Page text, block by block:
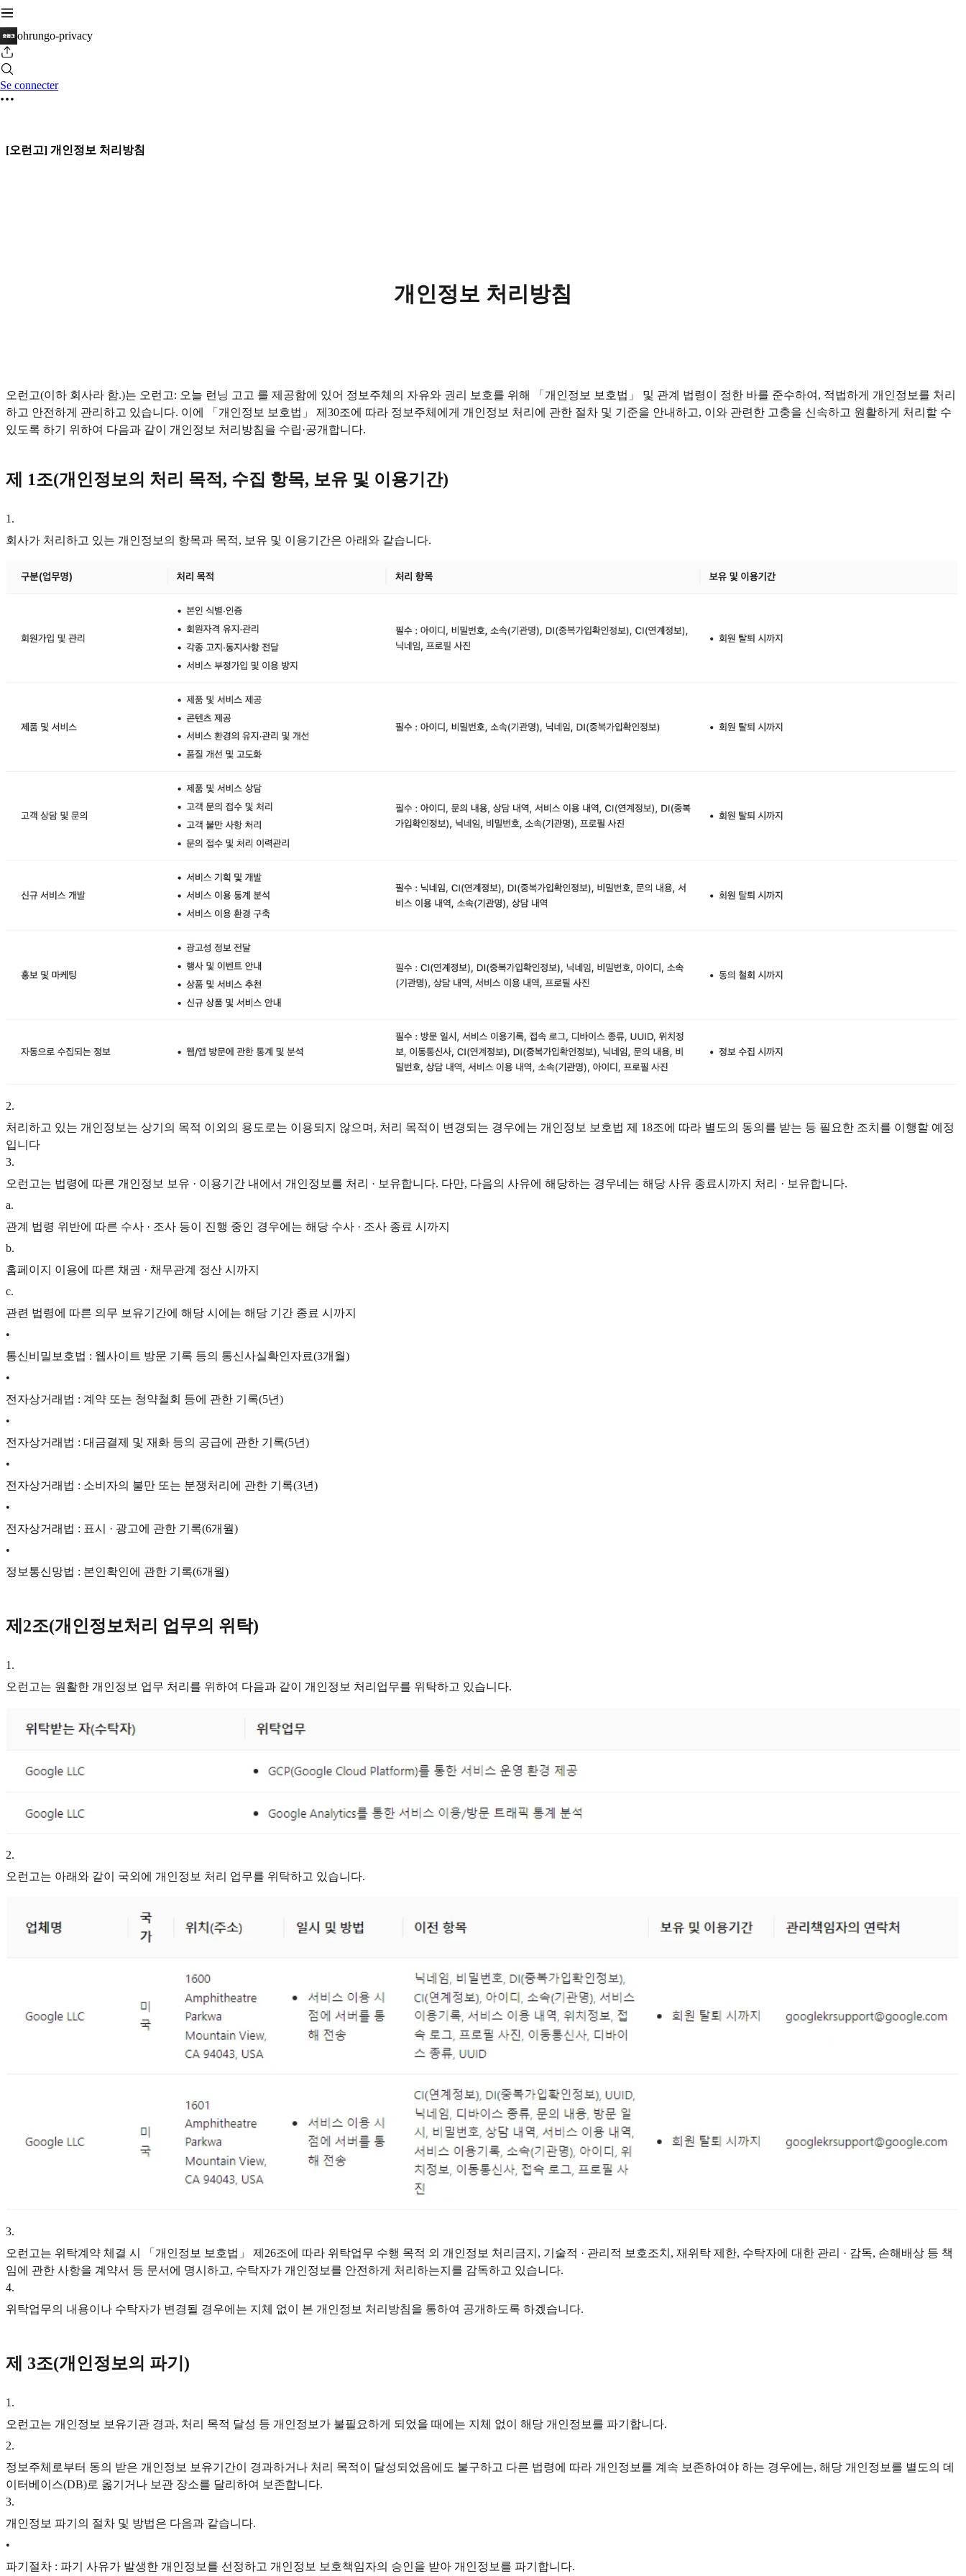
ohrungo-privacy
Se connecter
[오런고] 개인정보 처리방침
개인정보 처리방침
오런고(이하 회사라 함.)는 오런고: 오늘 런닝 고고 를 제공함에 있어 정보주체의 자유와 권리 보호를 위해 「개인정보 보호법」 및 관계 법령이 정한 바를 준수하여, 적법하게 개인정보를 처리
하고 안전하게 관리하고 있습니다. 이에 「개인정보 보호법」 제30조에 따라 정보주체에게 개인정보 처리에 관한 절차 및 기준을 안내하고, 이와 관련한 고충을 신속하고 원활하게 처리할 수
있도록 하기 위하여 다음과 같이 개인정보 처리방침을 수립·공개합니다.
제 1조(개인정보의 처리 목적, 수집 항목, 보유 및 이용기간)
1 .
회사가 처리하고 있는 개인정보의 항목과 목적, 보유 및 이용기간은 아래와 같습니다.
2.
처리하고 있는 개인정보는 상기의 목적 이외의 용도로는 이용되지 않으며, 처리 목적이 변경되는 경우에는 개인정보 보호법 제 18조에 따라 별도의 동의를 받는 등 필요한 조치를 이행할 예정
입니다
3.
오런고는 법령에 따른 개인정보 보유 · 이용기간 내에서 개인정보를 처리 · 보유합니다. 다만, 다음의 사유에 해당하는 경우네는 해당 사유 종료시까지 처리 · 보유합니다.
a.
관계 법령 위반에 따른 수사 · 조사 등이 진행 중인 경우에는 해당 수사 · 조사 종료 시까지
b.
홈페이지 이용에 따른 채권 · 채무관계 정산 시까지
c.
관련 법령에 따른 의무 보유기간에 해당 시에는 해당 기간 종료 시까지
•
통신비밀보호법 : 웹사이트 방문 기록 등의 통신사실확인자료(3개월)
•
전자상거래법 : 계약 또는 청약철회 등에 관한 기록(5년)
•
전자상거래법 : 대금결제 및 재화 등의 공급에 관한 기록(5년)
•
전자상거래법 : 소비자의 불만 또는 분쟁처리에 관한 기록(3년)
•
전자상거래법 : 표시 · 광고에 관한 기록(6개월)
•
정보통신망법 : 본인확인에 관한 기록(6개월)
제2조(개인정보처리 업무의 위탁)
1.
오런고는 원활한 개인정보 업무 처리를 위하여 다음과 같이 개인정보 처리업무를 위탁하고 있습니다.
2.
오런고는 아래와 같이 국외에 개인정보 처리 업무를 위탁하고 있습니다.
3.
오런고는 위탁계약 체결 시 「개인정보 보호법」 제26조에 따라 위탁업무 수행 목적 외 개인정보 처리금지, 기술적 · 관리적 보호조치, 재위탁 제한, 수탁자에 대한 관리 · 감독, 손해배상 등 책
임에 관한 사항을 계약서 등 문서에 명시하고, 수탁자가 개인정보를 안전하게 처리하는지를 감독하고 있습니다.
4.
위탁업무의 내용이나 수탁자가 변경될 경우에는 지체 없이 본 개인정보 처리방침을 통하여 공개하도록 하겠습니다.
제 3조(개인정보의 파기)
1 .
오런고는 개인정보 보유기관 경과, 처리 목적 달성 등 개인정보가 불필요하게 되었을 때에는 지체 없이 해당 개인정보를 파기합니다.
2.
정보주체로부터 동의 받은 개인정보 보유기간이 경과하거나 처리 목적이 달성되었음에도 불구하고 다른 법령에 따라 개인정보를 계속 보존하여야 하는 경우에는, 해당 개인정보를 별도의 데
이터베이스(DB)로 옮기거나 보관 장소를 달리하여 보존합니다.
3.
개인정보 파기의 절차 및 방법은 다음과 같습니다.
•
파기절차 : 파기 사유가 발생한 개인정보를 선정하고 개인정보 보호책임자의 승인을 받아 개인정보를 파기합니다.